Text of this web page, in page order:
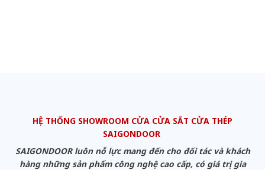
HỆ THỐNG SHOWROOM CỬA CỬA SẮT CỬA THÉP
SAIGONDOOR
SAIGONDOOR luôn nỗ lực mang đến cho đối tác và khách
hàng những sản phẩm công nghệ cao cấp, có giá trị gia